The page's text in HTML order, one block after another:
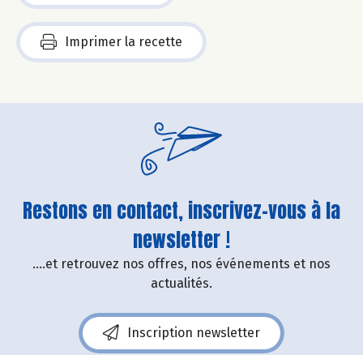
Imprimer la recette
Restons en contact, inscrivez-vous à la
newsletter !
....et retrouvez nos offres, nos événements et nos
actualités.
Inscription newsletter